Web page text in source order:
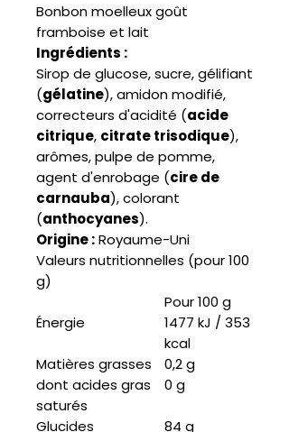
Bonbon moelleux goût
framboise et lait
Ingrédients :
Sirop de glucose, sucre, gélifiant
(gélatine), amidon modifié,
correcteurs d'acidité (acide
citrique, citrate trisodique),
arômes, pulpe de pomme,
agent d'enrobage (cire de
carnauba), colorant
(anthocyanes).
Origine :Royaume-Uni
Valeurs nutritionnelles (pour 100
g)
Pour 100 g
Énergie
1477 kJ / 353
kcal
Matières grasses
0,2 g
dont acides gras
saturés
0 g
Glucides
84 g